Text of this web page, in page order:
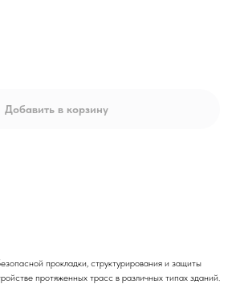
Добавить в корзину
прокладки, структурирования и защиты
протяженных трасс в различных типах зданий.